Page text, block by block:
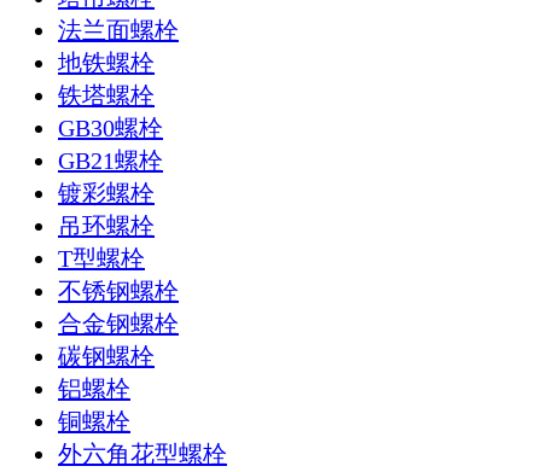
法兰面螺栓
地铁螺栓
铁塔螺栓
GB30螺栓
GB21螺栓
镀彩螺栓
吊环螺栓
T型螺栓
不锈钢螺栓
合金钢螺栓
碳钢螺栓
铝螺栓
铜螺栓
外六角花型螺栓